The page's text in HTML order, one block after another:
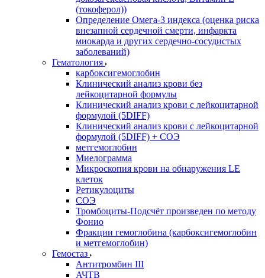
(токоферол))
Определение Омега-3 индекса (оценка риска
внезапной сердечной смерти, инфаркта
миокарда и других сердечно-сосудистых
заболеваний)
Гематология
карбоксигемоглобин
Клинический анализ крови без
лейкоцитарной формулы
Клинический анализ крови с лейкоцитарной
формулой (5DIFF)
Клинический анализ крови с лейкоцитарной
формулой (5DIFF) + СОЭ
метгемоглобин
Миелограмма
Микроскопия крови на обнаружения LE
клеток
Ретикулоциты
СОЭ
Тромбоциты-Подсчёт произведен по методу
Фонио
Фракции гемоглобина (карбоксигемоглобин
и метгемоглобин)
Гемостаз
Антитромбин III
АЧТВ